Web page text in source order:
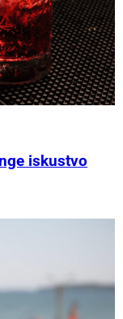
iskustvo